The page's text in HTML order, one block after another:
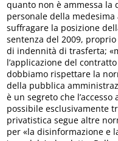
quanto non è ammessa
personale della
suffragare la posizione
sentenza del 2009,
di indennità di trasferta;
l’applicazione del
dobbiamo rispettare la
della pubblica
è un segreto che
possibile esclusivamente
privatistica segue altre
per «la disinformazione e